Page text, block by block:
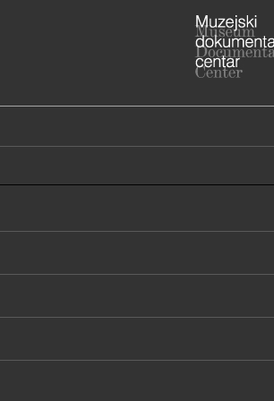
ADRESA
subotom i